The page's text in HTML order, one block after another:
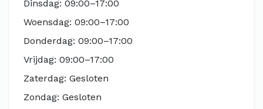
Dinsdag: 09:00–17:00
Woensdag: 09:00–17:00
Donderdag: 09:00–17:00
Vrijdag: 09:00–17:00
Zaterdag: Gesloten
Zondag: Gesloten